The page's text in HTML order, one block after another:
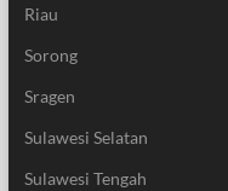
Riau
Sorong
Sragen
Sulawesi Selatan
Sulawesi Tengah